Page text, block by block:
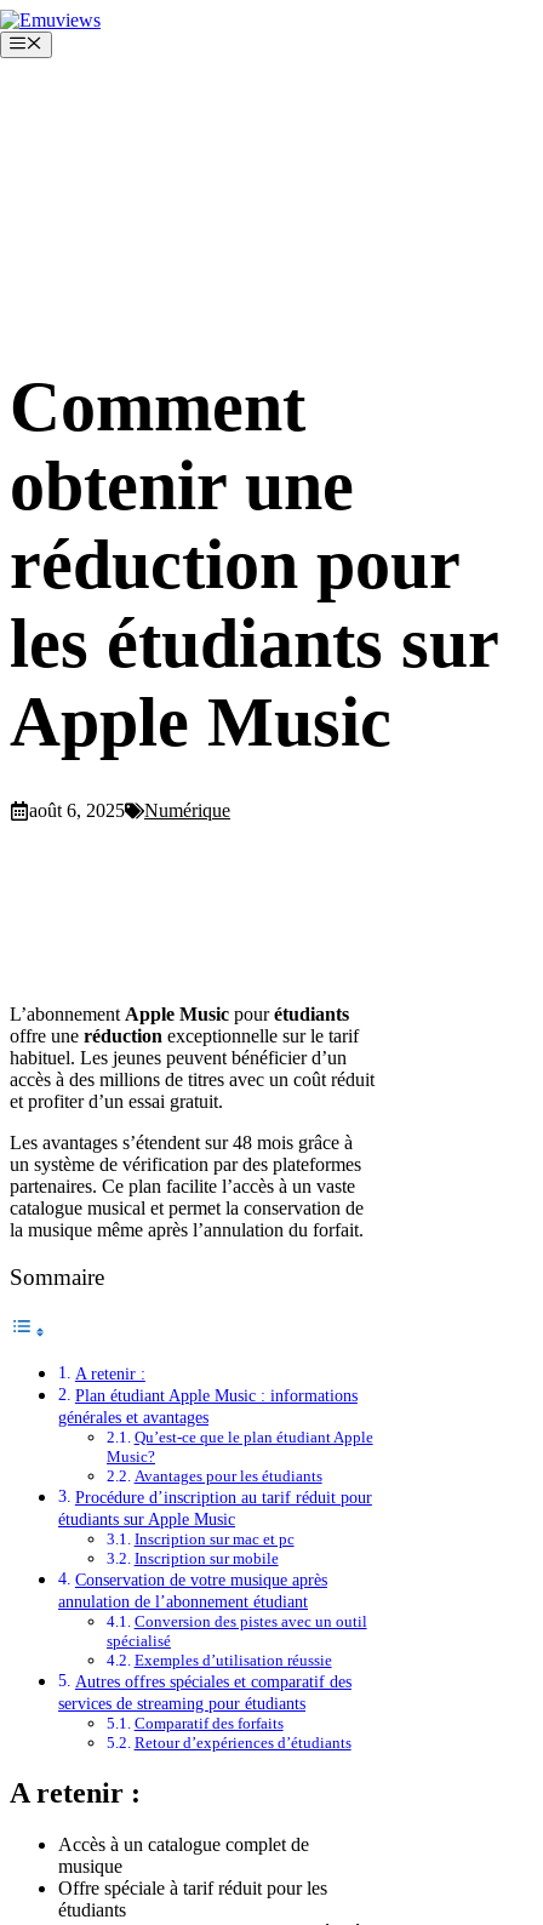
Aller
au
contenu
Menu
Comment
obtenir une
réduction pour
les étudiants sur
Apple Music
août 6, 2025 Numérique
L’abonnement Apple Music pourétudiants
offre une réduction exceptionnelle sur le tarif
habituel. Les jeunes peuvent bénéficier d’un
accès à des millions de titres avec un coût réduit
et profiter d’un essai gratuit.
Les avantages s’étendent sur 48 mois grâce à
un système de vérification par des plateformes
partenaires. Ce plan facilite l’accès à un vaste
catalogue musical et permet la conservation de
la musique même après l’annulation du forfait.
Sommaire
A retenir :
Plan étudiant Apple Music : informations
générales et avantages
Qu’est-ce que le plan étudiant Apple
Music?
Avantages pour les étudiants
Procédure d’inscription au tarif réduit pour
étudiants sur Apple Music
Inscription sur mac et pc
Inscription sur mobile
Conservation de votre musique après
annulation de l’abonnement étudiant
Conversion des pistes avec un outil
spécialisé
Exemples d’utilisation réussie
Autres offres spéciales et comparatif des
services de streaming pour étudiants
Comparatif des forfaits
Retour d’expériences d’étudiants
A retenir :
Accès à un catalogue complet de
musique
Offre spéciale à tarif réduit pour les
étudiants